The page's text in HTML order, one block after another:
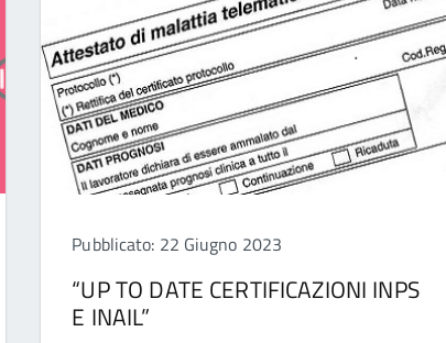
Pubblicato: 22 Giugno 2023
“UP TO DATE CERTIFICAZIONI INPS
E INAIL”